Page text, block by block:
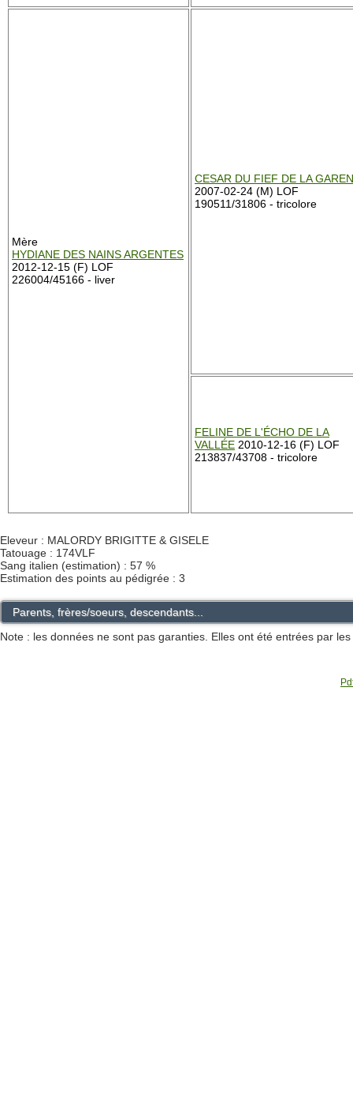
Mère
HYDIANE DES NAINS ARGENTES
2012-12-15 (F) LOF
226004/45166 - liver
CESAR DU FIEF DE LA
2007-02-24 (M) LOF
190511/31806 - tricolore
FELINE DE L'ÉCHO DE LA
VALLÉE 2010-12-16 (F) LOF
213837/43708 - tricolore
Eleveur : MALORDY BRIGITTE & GISELE
Tatouage : 174VLF
Sang italien (estimation) : 57 %
Estimation des points au pédigrée : 3
Parents, frères/soeurs, descendants...
Note : les données ne sont pas garanties. Elles ont été entrées par